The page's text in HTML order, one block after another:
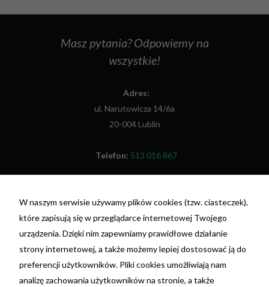
Masz pytania? Odpowiemy na
wszystkie!
Adres:
ul. Narutowicza 14/6a
20-004 Lublin
Telefon: 513 016 867
NIP: 7692055698
REGON: 381396675
nr konta: 29 1020 3150 0000 3202 0110 4199 -
PKO BP
W naszym serwisie używamy plików cookies (tzw. ciasteczek),
które zapisują się w przeglądarce internetowej Twojego
urządzenia. Dzięki nim zapewniamy prawidłowe działanie
strony internetowej, a także możemy lepiej dostosować ją do
preferencji użytkowników. Pliki cookies umożliwiają nam
analizę zachowania użytkowników na stronie, a także